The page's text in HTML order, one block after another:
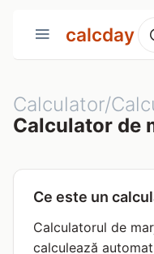
calcday
Calculator/
Calculator de
Ce este un
Calculatorul de
calculează